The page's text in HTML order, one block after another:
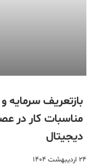
بازتعریف سرمایه و
مناسبات کار در
دیجیتال
۲۴ اردیبهشت ۱۴۰۴